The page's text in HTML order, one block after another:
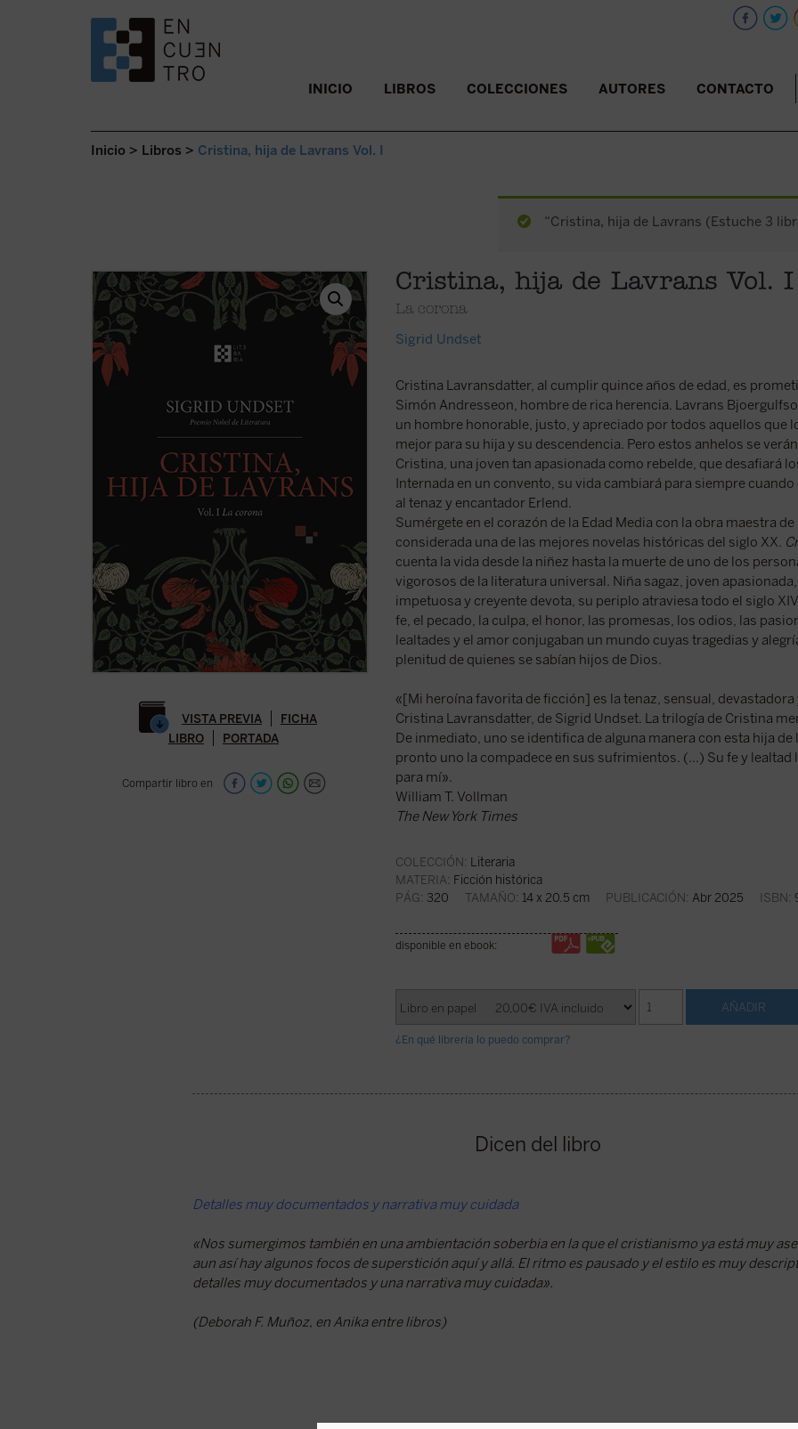
SALTAR AL CONTENIDO. INICIO LIBROS COLECCIONES AUTORES CONTACTO
Inicio > Libros > Cristina, hija de Lavrans Vol. I
“Cristina, hija de Lavrans (Estuche 3
VISTA PREVIA
FICHA
LIBRO
PORTADA
Compartir libro en
Cristina, hija de Lavrans Vol. I
La corona
Sigrid Undset
Cristina Lavransdatter, al cumplir quince años de edad, es
Simón Andresseon, hombre de rica herencia. Lavrans
un hombre honorable, justo, y apreciado por todos aquellos que
mejor para su hija y su descendencia. Pero estos anhelos se
Cristina, una joven tan apasionada como rebelde, que desafiará
Internada en un convento, su vida cambiará para siempre
al tenaz y encantador Erlend.
Sumérgete en el corazón de la Edad Media con la obra maestra
considerada una de las mejores novelas históricas del siglo XX.
cuenta la vida desde la niñez hasta la muerte de uno de los
vigorosos de la literatura universal. Niña sagaz, joven
impetuosa y creyente devota, su periplo atraviesa todo el siglo
fe, el pecado, la culpa, el honor, las promesas, los odios, las
lealtades y el amor conjugaban un mundo cuyas tragedias y
plenitud de quienes se sabían hijos de Dios.
«[Mi heroína favorita de ficción] es la tenaz, sensual,
Cristina Lavransdatter, de Sigrid Undset. La trilogía de Cristina
De inmediato, uno se identifica de alguna manera con esta hija de
pronto uno la compadece en sus sufrimientos. (...) Su fe y lealtad
para mí».
William T. Vollman
The New York Times
COLECCIÓN: Literaria
MATERIA: Ficción histórica
PÁG: 320 TAMAÑO: 14 x 20.5 cm PUBLICACIÓN: Abr 2025 ISBN:
disponible en ebook:
¿En qué librería lo puedo comprar?
Dicen del libro
Detalles muy documentados y narrativa muy cuidada
«Nos sumergimos también en una ambientación soberbia en la que el cristianismo ya está muy
aun así hay algunos focos de superstición aquí y allá. El ritmo es pausado y el estilo es muy
detalles muy documentados y una narrativa muy cuidada».
(Deborah F. Muñoz, en Anika entre libros)